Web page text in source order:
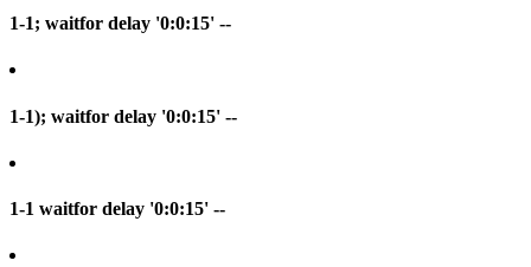
1-1; waitfor delay '0:0:15' --
1-1); waitfor delay '0:0:15' --
1-1 waitfor delay '0:0:15' --